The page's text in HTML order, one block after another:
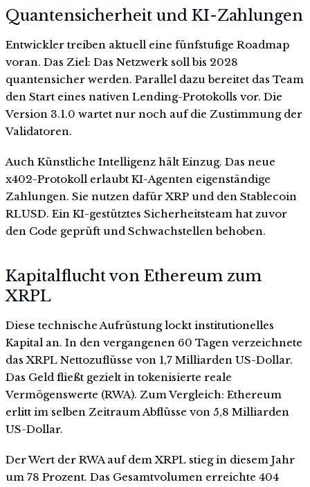
Quantensicherheit und KI-Zahlungen
Entwickler treiben aktuell eine fünfstufige Roadmap
voran. Das Ziel: Das Netzwerk soll bis 2028
quantensicher werden. Parallel dazu bereitet das Team
den Start eines nativen Lending-Protokolls vor. Die
Version 3.1.0 wartet nur noch auf die Zustimmung der
Validatoren.
Auch Künstliche Intelligenz hält Einzug. Das neue
x402-Protokoll erlaubt KI-Agenten eigenständige
Zahlungen. Sie nutzen dafür XRP und den Stablecoin
RLUSD. Ein KI-gestütztes Sicherheitsteam hat zuvor
den Code geprüft und Schwachstellen behoben.
Kapitalflucht von Ethereum zum
XRPL
Diese technische Aufrüstung lockt institutionelles
Kapital an. In den vergangenen 60 Tagen verzeichnete
das XRPL Nettozuflüsse von 1,7 Milliarden US-Dollar.
Das Geld fließt gezielt in tokenisierte reale
Vermögenswerte (RWA). Zum Vergleich: Ethereum
erlitt im selben Zeitraum Abflüsse von 5,8 Milliarden
US-Dollar.
Der Wert der RWA auf dem XRPL stieg in diesem Jahr
um 78 Prozent. Das Gesamtvolumen erreichte 404